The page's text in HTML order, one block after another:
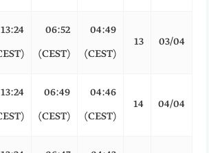
03/04
13
04:49
(CEST)
06:52
(CEST)
13:24
(CEST)
04/04
14
04:46
(CEST)
06:49
(CEST)
13:24
(CEST)